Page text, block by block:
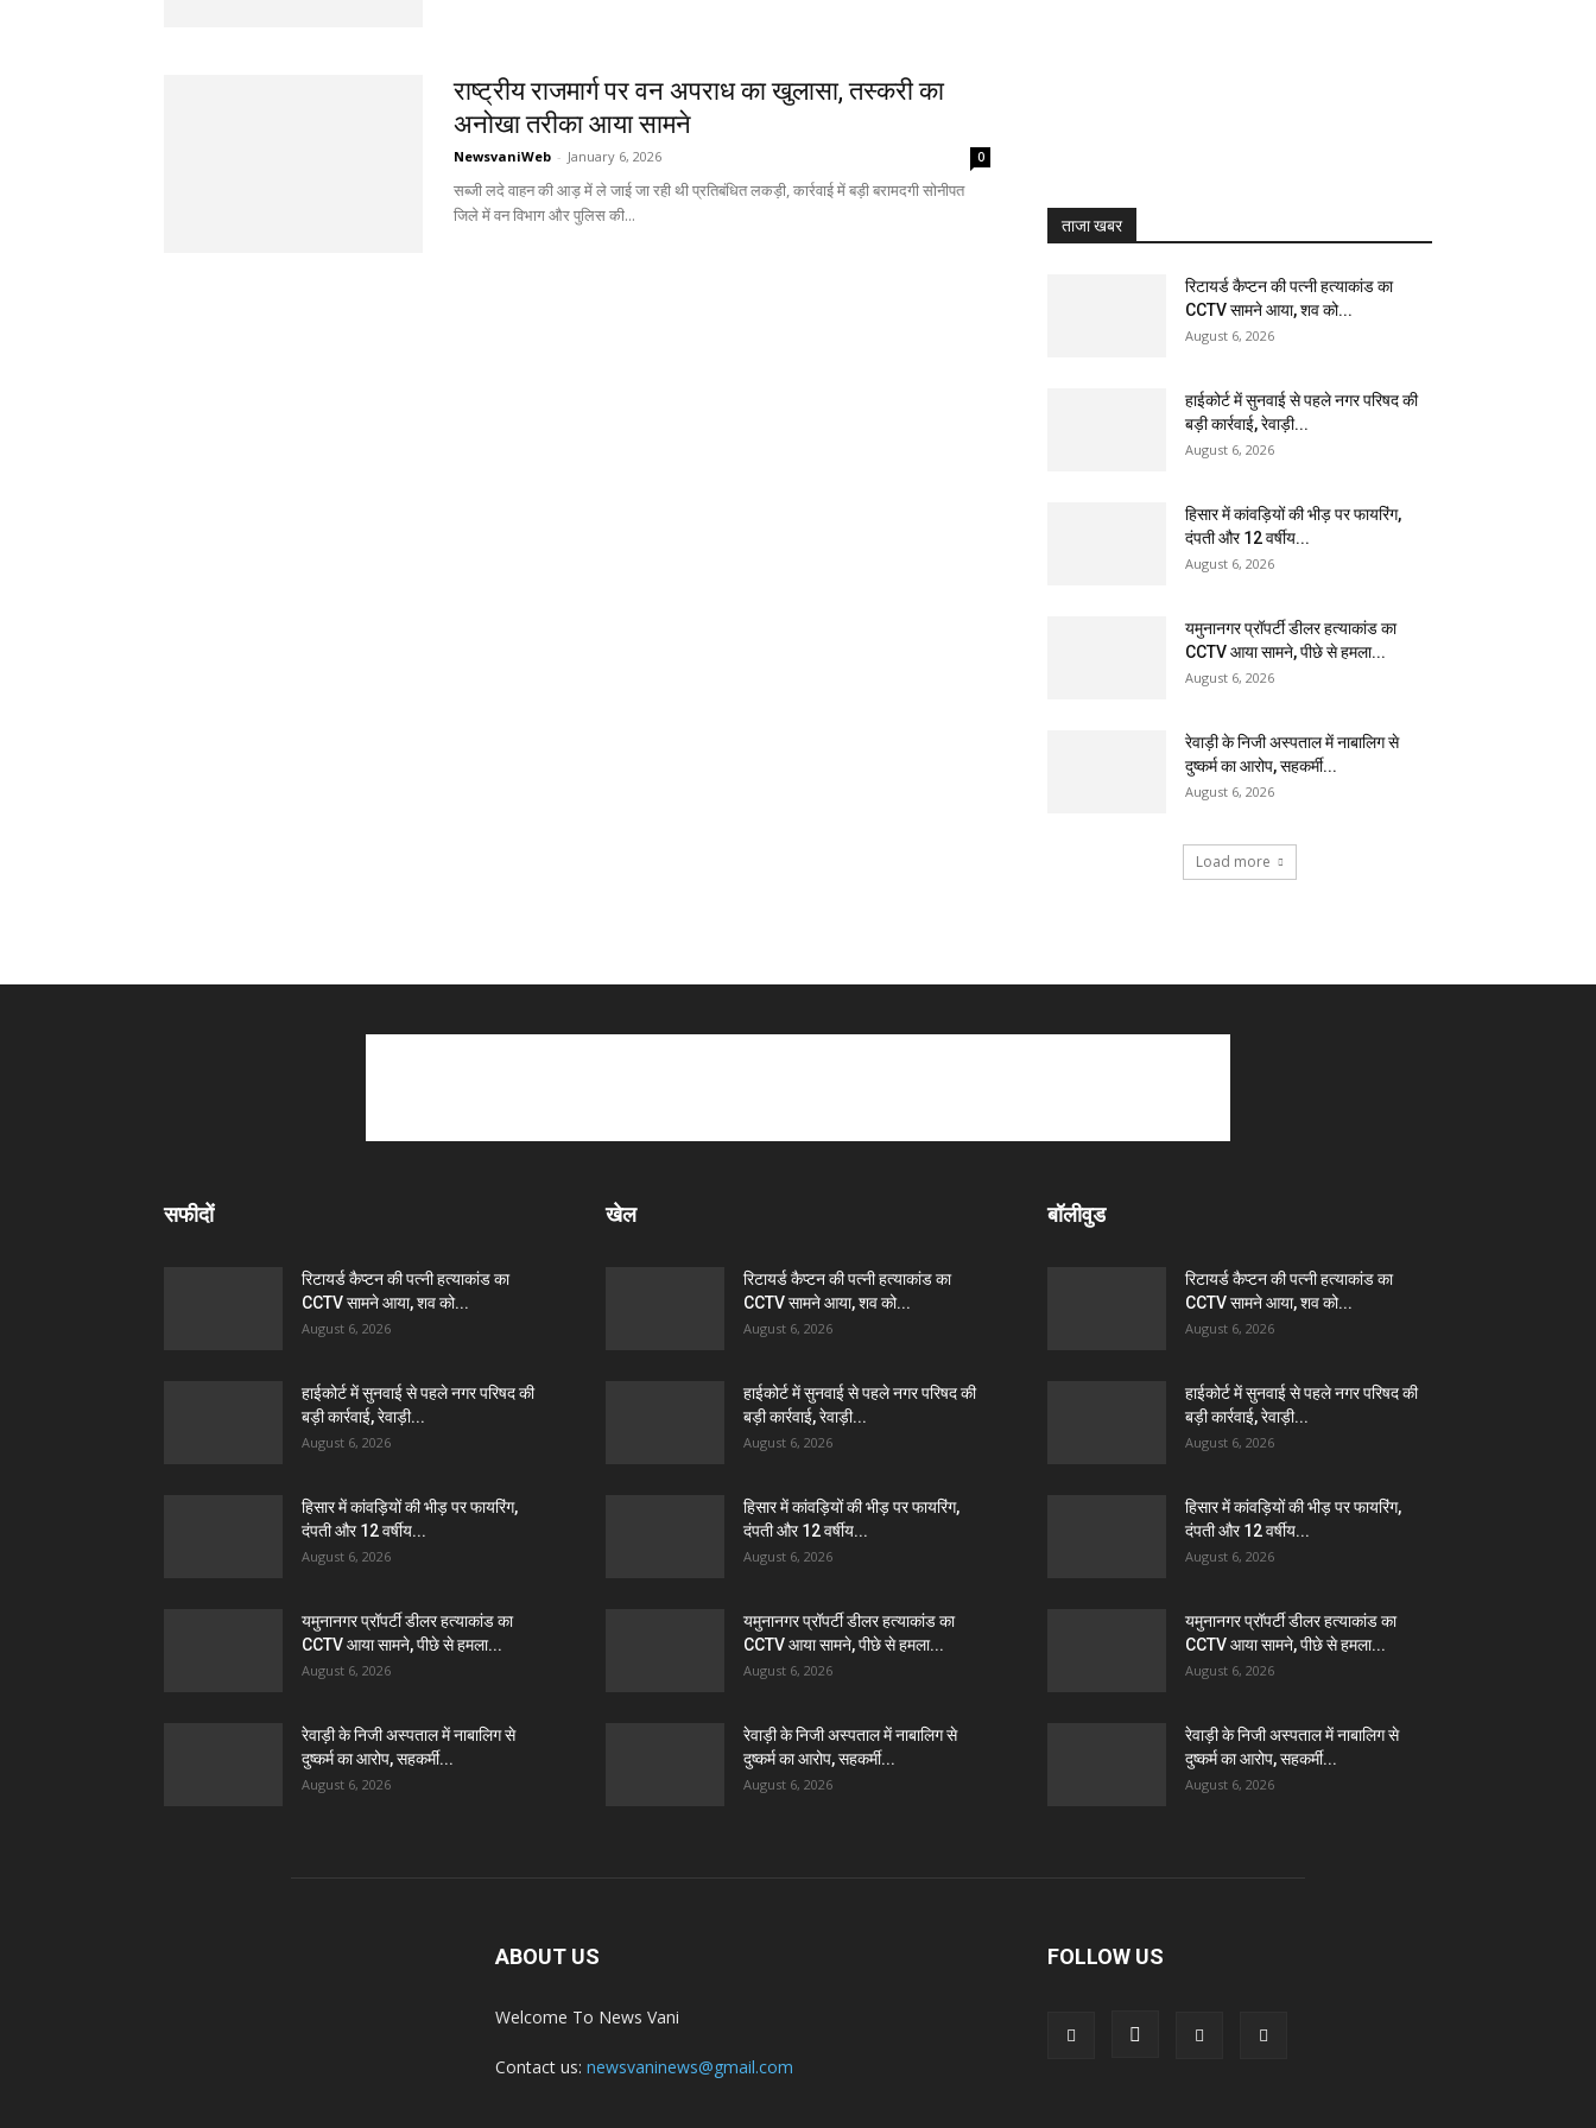
राष्ट्रीय राजमार्ग पर वन अपराध का खुलासा, तस्करी का
अनोखा तरीका आया सामने
NewsvaniWeb - January 6, 2026 0
सब्जी लदे वाहन की आड़ में ले जाई जा रही थी प्रतिबंधित लकड़ी, कार्रवाई में बड़ी बरामदगी सोनीपत
जिले में वन विभाग और पुलिस की...
ताजा खबर
रिटायर्ड कैप्टन की पत्नी हत्याकांड का
CCTV सामने आया, शव को...
August 6, 2026
हाईकोर्ट में सुनवाई से पहले नगर परिषद की
बड़ी कार्रवाई, रेवाड़ी...
August 6, 2026
हिसार में कांवड़ियों की भीड़ पर फायरिंग,
दंपती और 12 वर्षीय...
August 6, 2026
यमुनानगर प्रॉपर्टी डीलर हत्याकांड का
CCTV आया सामने, पीछे से हमला...
August 6, 2026
रेवाड़ी के निजी अस्पताल में नाबालिग से
दुष्कर्म का आरोप, सहकर्मी...
August 6, 2026
Load more
सफीदों
रिटायर्ड कैप्टन की पत्नी हत्याकांड का
CCTV सामने आया, शव को...
August 6, 2026
हाईकोर्ट में सुनवाई से पहले नगर परिषद की
बड़ी कार्रवाई, रेवाड़ी...
August 6, 2026
हिसार में कांवड़ियों की भीड़ पर फायरिंग,
दंपती और 12 वर्षीय...
August 6, 2026
यमुनानगर प्रॉपर्टी डीलर हत्याकांड का
CCTV आया सामने, पीछे से हमला...
August 6, 2026
रेवाड़ी के निजी अस्पताल में नाबालिग से
दुष्कर्म का आरोप, सहकर्मी...
August 6, 2026
खेल
रिटायर्ड कैप्टन की पत्नी हत्याकांड का
CCTV सामने आया, शव को...
August 6, 2026
हाईकोर्ट में सुनवाई से पहले नगर परिषद की
बड़ी कार्रवाई, रेवाड़ी...
August 6, 2026
हिसार में कांवड़ियों की भीड़ पर फायरिंग,
दंपती और 12 वर्षीय...
August 6, 2026
यमुनानगर प्रॉपर्टी डीलर हत्याकांड का
CCTV आया सामने, पीछे से हमला...
August 6, 2026
रेवाड़ी के निजी अस्पताल में नाबालिग से
दुष्कर्म का आरोप, सहकर्मी...
August 6, 2026
बॉलीवुड
रिटायर्ड कैप्टन की पत्नी हत्याकांड का
CCTV सामने आया, शव को...
August 6, 2026
हाईकोर्ट में सुनवाई से पहले नगर परिषद की
बड़ी कार्रवाई, रेवाड़ी...
August 6, 2026
हिसार में कांवड़ियों की भीड़ पर फायरिंग,
दंपती और 12 वर्षीय...
August 6, 2026
यमुनानगर प्रॉपर्टी डीलर हत्याकांड का
CCTV आया सामने, पीछे से हमला...
August 6, 2026
रेवाड़ी के निजी अस्पताल में नाबालिग से
दुष्कर्म का आरोप, सहकर्मी...
August 6, 2026
ABOUT US
Welcome To News Vani
Contact us: newsvaninews@gmail.com
FOLLOW US